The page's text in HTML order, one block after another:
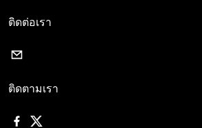
ติดต่อเรา
ติดตามเรา